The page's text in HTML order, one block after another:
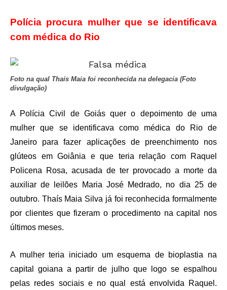
Polícia procura mulher que se identificava
com médica do Rio
Foto na qual Thaís Maia foi reconhecida na delegacia (Foto
divulgação)
A Polícia Civil de Goiás quer o depoimento de uma
mulher que se identificava como médica do Rio de
Janeiro para fazer aplicações de preenchimento nos
glúteos em Goiânia e que teria relação com Raquel
Policena Rosa, acusada de ter provocado a morte da
auxiliar de leilões Maria José Medrado, no dia 25 de
outubro. Thaís Maia Silva já foi reconhecida formalmente
por clientes que fizeram o procedimento na capital nos
últimos meses.
A mulher teria iniciado um esquema de bioplastia na
capital goiana a partir de julho que logo se espalhou
pelas redes sociais e no qual está envolvida Raquel.